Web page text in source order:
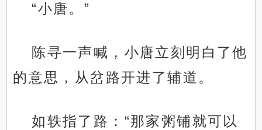
“小唐。”
陈寻一声喊，小唐立刻明白了他
的意思，从岔路开进了辅道。
如轶指了路：“那家粥铺就可以